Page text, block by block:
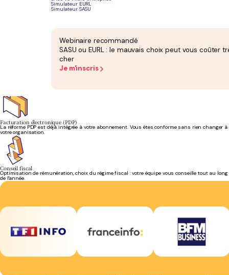
Simulateur EURL
Simulateur SASU
Webinaire recommandé
SASU ou EURL : le mauvais choix peut vous coûter
cher
Je m'inscris
Bilan annuel attesté et liasse fiscale inclus dans l'abonnement. Aucun supplément en fin
Facturation électronique (PDP)
La réforme PDP est déjà intégrée à votre abonnement. Vous êtes conforme sans rien changer à
votre organisation.
Conseil fiscal
Optimisation de rémunération, choix du régime fiscal : votre équipe vous conseille tout au long
de l'année.